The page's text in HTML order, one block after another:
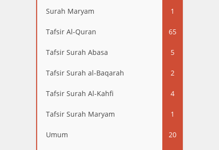
Surah Maryam 1
Tafsir Al-Quran 65
Tafsir Surah Abasa 5
Tafsir Surah al-Baqarah 2
Tafsir Surah Al-Kahfi 4
Tafsir Surah Maryam 1
Umum 20